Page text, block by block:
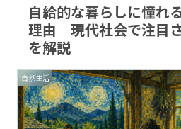
自給的な暮らしに憧れ
理由｜現代社会で注目
を解説
自然生活